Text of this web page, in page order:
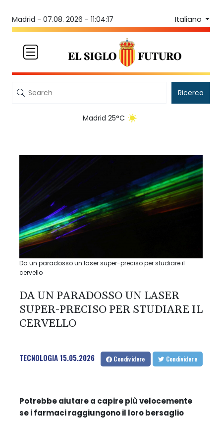
Madrid - 07.08. 2026 - 11:04:17 Italiano
Ricerca
Madrid 25°C
Da un paradosso un laser super-preciso per studiare il
cervello
DA UN PARADOSSO UN LASER
SUPER-PRECISO PER STUDIARE IL
CERVELLO
TECNOLOGIA15.05.2026 Condividere Condividere
Potrebbe aiutare a capire più velocemente
se i farmaci raggiungono il loro bersaglio